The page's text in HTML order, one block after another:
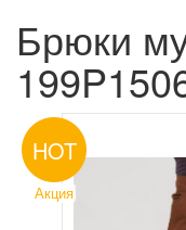
Брюки
HOT
Акция